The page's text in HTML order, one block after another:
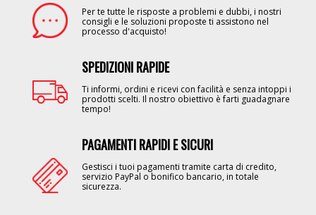
Per te tutte le risposte a problemi e dubbi, i nostri
consigli e le soluzioni proposte ti assistono nel
processo d'acquisto!
SPEDIZIONI RAPIDE
Ti informi, ordini e ricevi con facilità e senza intoppi i
prodotti scelti. Il nostro obiettivo è farti guadagnare
tempo!
PAGAMENTI RAPIDI E SICURI
Gestisci i tuoi pagamenti tramite carta di credito,
servizio PayPal o bonifico bancario, in totale
sicurezza.